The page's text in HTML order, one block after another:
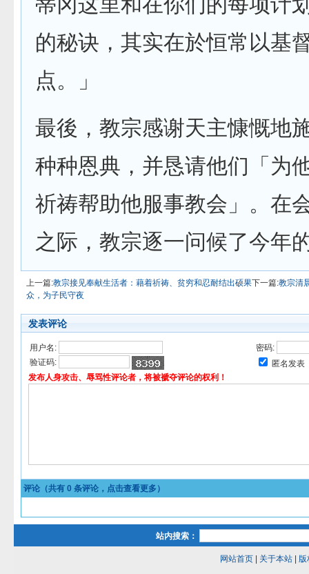
的秘诀，其实在於恒常以基
点。」
最後，教宗感谢天主慷慨地
种种恩典，并恳请他们「为
祈祷帮助他服事教会」。在
之际，教宗逐一问候了今年
上一篇:教宗接见奉献生活者：藉着祈祷、贫穷和忍耐结出硕果下一篇:教宗清
众，为子民守夜
发表评论
用户名:
密码:
验证码:
匿名发表
发布人身攻击、辱骂性评论者，将被褫夺评论的权利！
评论（共有 0 条评论，点击查看更多）
站内搜索：
网站首页| 关于本站| 版